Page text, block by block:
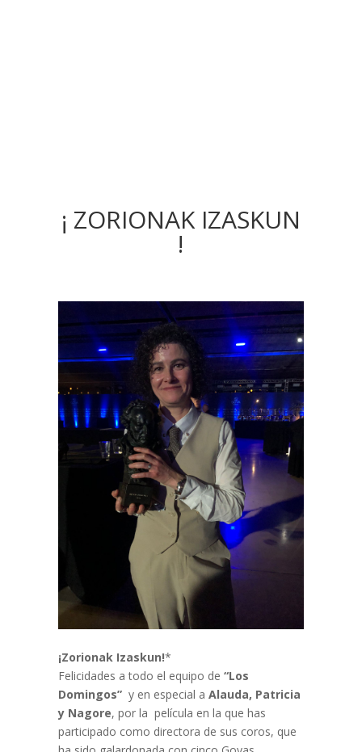
¡ ZORIONAK IZASKUN
!
¡Zorionak Izaskun!*
Felicidades a todo el equipo de “Los
Domingos”y en especial a Alauda, Patricia
y Nagore, por la película en la que has
participado como directora de sus coros, que